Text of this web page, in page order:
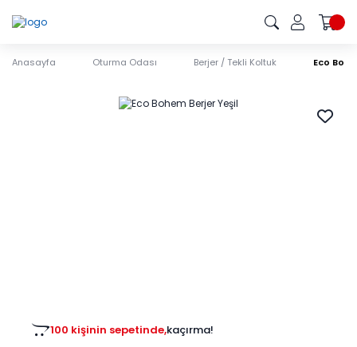
Anasayfa Oturma Odası Berjer / Tekli Koltuk Eco
100 kişinin sepetinde,kaçırma!